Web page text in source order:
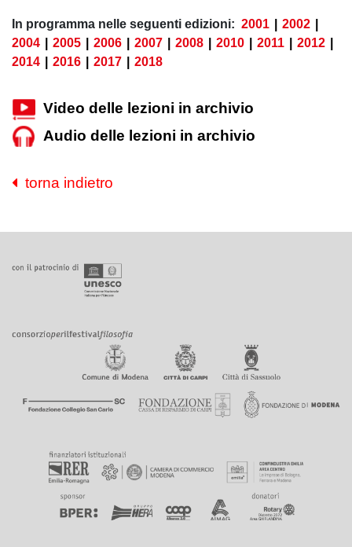
In programma nelle seguenti edizioni: 2001 2002
2004
2005 2006 2007 2008 2010 2011 2012
2014
2016 2017 2018
Video delle lezioni in archivio
Audio delle lezioni in archivio
torna indietro